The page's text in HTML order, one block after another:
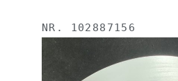
NR. 102887156